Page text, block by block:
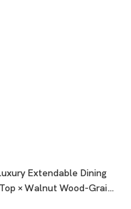
Extendable Dining
× Walnut Wood-Grain